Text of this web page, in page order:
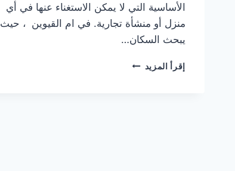
الأساسية التي لا يمكن الاستغناء عنها في أي
منزل أو منشأة تجارية. في ام القيوين ، حيث
يبحث السكان…
إقرأ المزيد سباك